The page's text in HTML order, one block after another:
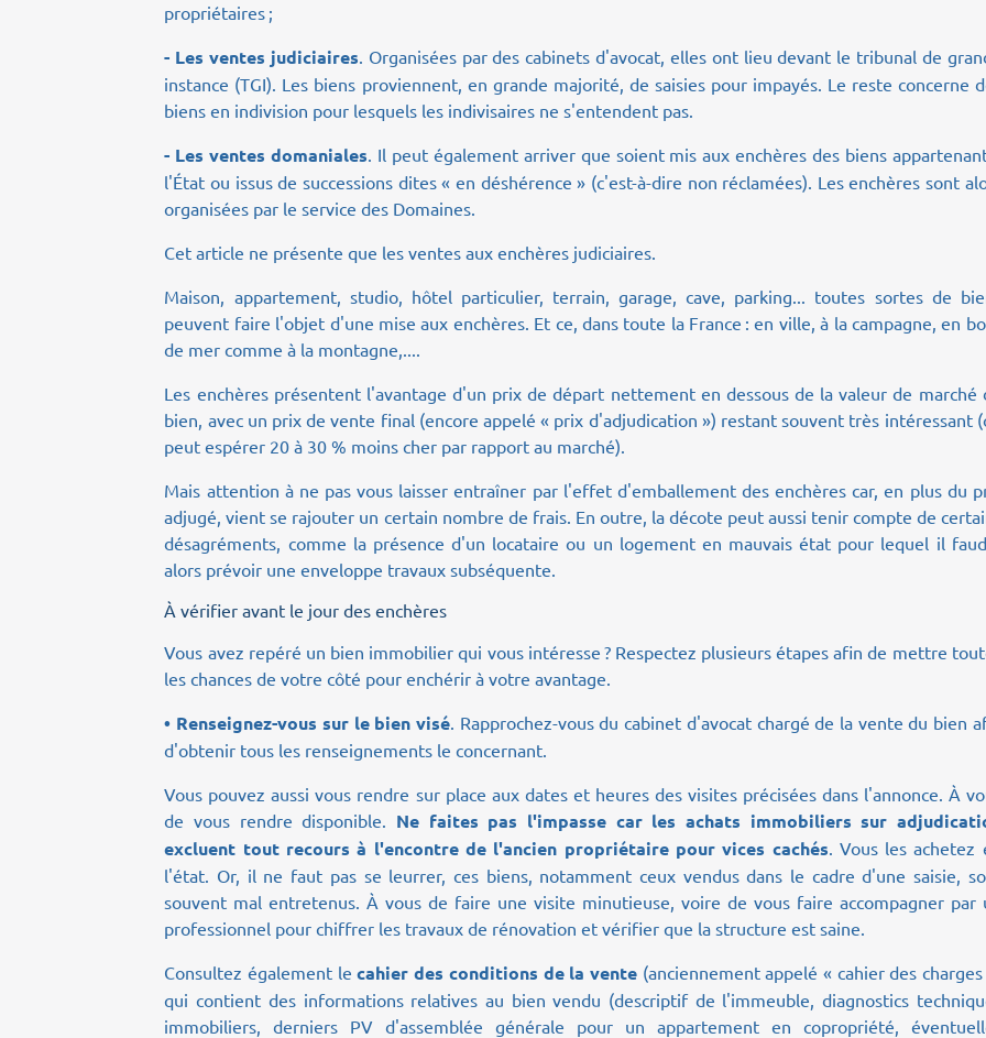
propriétaires ;
- Les ventes judiciaires. Organisées par des cabinets d'avocat, elles ont lieu devant le tribunal de
instance (TGI). Les biens proviennent, en grande majorité, de saisies pour impayés. Le reste concerne
biens en indivision pour lesquels les indivisaires ne s'entendent pas.
- Les ventes domaniales. Il peut également arriver que soient mis aux enchères des biens
l'État ou issus de successions dites « en déshérence » (c'est-à-dire non réclamées). Les enchères sont
organisées par le service des Domaines.
Cet article ne présente que les ventes aux enchères judiciaires.
Maison, appartement, studio, hôtel particulier, terrain, garage, cave, parking... toutes sortes de
peuvent faire l'objet d'une mise aux enchères. Et ce, dans toute la France : en ville, à la campagne, en
de mer comme à la montagne,....
Les enchères présentent l'avantage d'un prix de départ nettement en dessous de la valeur de marché
bien, avec un prix de vente final (encore appelé « prix d'adjudication ») restant souvent très intéressant
peut espérer 20 à 30 % moins cher par rapport au marché).
Mais attention à ne pas vous laisser entraîner par l'effet d'emballement des enchères car, en plus du
adjugé, vient se rajouter un certain nombre de frais. En outre, la décote peut aussi tenir compte de
désagréments, comme la présence d'un locataire ou un logement en mauvais état pour lequel il
alors prévoir une enveloppe travaux subséquente.
À vérifier avant le jour des enchères
Vous avez repéré un bien immobilier qui vous intéresse ? Respectez plusieurs étapes afin de mettre
les chances de votre côté pour enchérir à votre avantage.
• Renseignez-vous sur le bien visé. Rapprochez-vous du cabinet d'avocat chargé de la vente du bien
d'obtenir tous les renseignements le concernant.
Vous pouvez aussi vous rendre sur place aux dates et heures des visites précisées dans l'annonce. À
de vous rendre disponible. Ne faites pas l'impasse car les achats immobiliers sur
excluent tout recours à l'encontre de l'ancien propriétaire pour vices cachés. Vous les achetez
l'état. Or, il ne faut pas se leurrer, ces biens, notamment ceux vendus dans le cadre d'une saisie,
souvent mal entretenus. À vous de faire une visite minutieuse, voire de vous faire accompagner par
professionnel pour chiffrer les travaux de rénovation et vérifier que la structure est saine.
Consultez également lecahier des conditions de la vente(anciennement appelé « cahier des charges
qui contient des informations relatives au bien vendu (descriptif de l'immeuble, diagnostics
immobiliers, derniers PV d'assemblée générale pour un appartement en copropriété,